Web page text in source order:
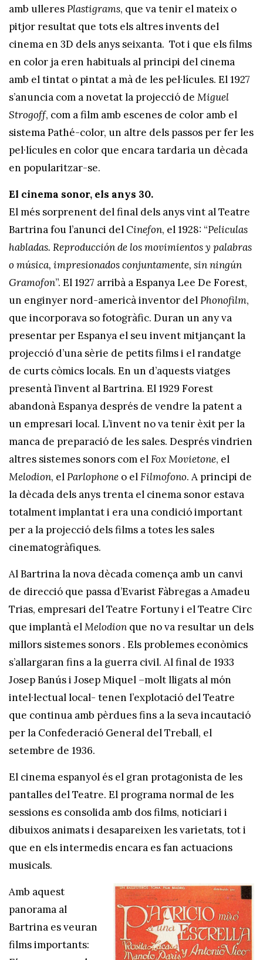
amb ulleresPlastigrams, que va tenir el mateix o
pitjor resultat que tots els altres invents del
cinema en 3D dels anys seixanta. Tot i que els films
en color ja eren habituals al principi del cinema
amb el tintat o pintat a mà de les pel·lícules. El 1927
s’anuncia com a novetat la projecció de Miguel
Strogoff, com a film amb escenes de color amb el
sistema Pathé-color, un altre dels passos per fer les
pel·lícules en color que encara tardaria un dècada
en popularitzar-se.
El cinema sonor, els anys 30.
El més sorprenent del final dels anys vint al Teatre
Bartrina fou l’anunci delCinefon, el 1928: “Peliculas
habladas. Reproducción de los movimientos y palabras
o música, impresionados conjuntamente, sin ningún
Gramofon”. El 1927 arribà a Espanya Lee De Forest,
un enginyer nord-americà inventor delPhonofilm,
que incorporava so fotogràfic. Duran un any va
presentar per Espanya el seu invent mitjançant la
projecció d’una sèrie de petits films i el randatge
de curts còmics locals. En un d’aquests viatges
presentà l’invent al Bartrina. El 1929 Forest
abandonà Espanya després de vendre la patent a
un empresari local. L’invent no va tenir èxit per la
manca de preparació de les sales. Després vindrien
altres sistemes sonors com elFox Movietone, el
Melodion, elParlophone o elFilmofono. A principi de
la dècada dels anys trenta el cinema sonor estava
totalment implantat i era una condició important
per a la projecció dels films a totes les sales
cinematogràfiques.
Al Bartrina la nova dècada comença amb un canvi
de direcció que passa d’Evarist Fàbregas a Amadeu
Trias, empresari del Teatre Fortuny i el Teatre Circ
que implantà elMelodion que no va resultar un dels
millors sistemes sonors . Els problemes econòmics
s’allargaran fins a la guerra civil. Al final de 1933
Josep Banús i Josep Miquel –molt lligats al món
intel·lectual local- tenen l’explotació del Teatre
que continua amb pèrdues fins a la seva incautació
per la Confederació General del Treball, el
setembre de 1936.
El cinema espanyol és el gran protagonista de les
pantalles del Teatre. El programa normal de les
sessions es consolida amb dos films, noticiari i
dibuixos animats i desapareixen les varietats, tot i
que en els intermedis encara es fan actuacions
musicals.
Amb aquest
panorama al
Bartrina es veuran
films importants: